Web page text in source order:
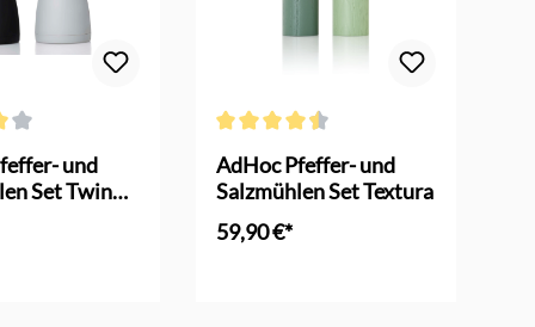
und
Set Twin
AdHoc Pfeffer- und
Salzmühlen Set Textura
59,90 €*